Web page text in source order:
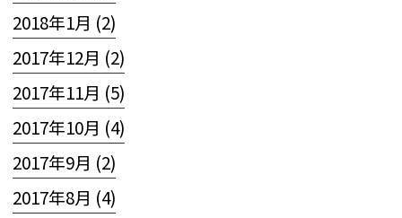
2018年1月 (2)
2017年12月 (2)
2017年11月 (5)
2017年10月 (4)
2017年9月 (2)
2017年8月 (4)